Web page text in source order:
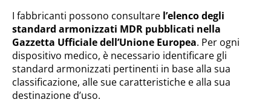
I fabbricanti possono consultare l’elenco degli
standard armonizzati MDR pubblicati nella
Gazzetta Ufficiale dell’Unione Europea. Per ogni
dispositivo medico, è necessario identificare gli
standard armonizzati pertinenti in base alla sua
classificazione, alle sue caratteristiche e alla sua
destinazione d’uso.